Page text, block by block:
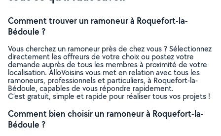
Comment trouver un ramoneur à Roquefort-la-
Bédoule ?
Vous cherchez un ramoneur près de chez vous ? Sélectionnez
directement les offreurs de votre choix ou postez votre
demande auprès de tous les membres à proximité de votre
localisation. AlloVoisins vous met en relation avec tous les
ramoneurs, professionnels et particuliers, à Roquefort-la-
Bédoule, capables de vous répondre rapidement.
C’est gratuit, simple et rapide pour réaliser tous vos projets !
Comment bien choisir un ramoneur à Roquefort-la-
Bédoule ?